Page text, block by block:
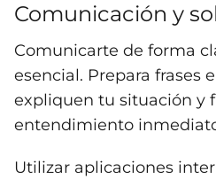
Comunicación y
Comunicarte de forma
esencial. Prepara frases
expliquen tu situación y
entendimiento
Utilizar aplicaciones